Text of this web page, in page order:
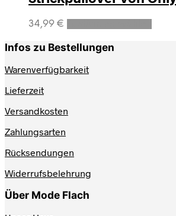
34,99 €
Dieses
Infos zu Bestellungen
Warenverfügbarkeit
Lieferzeit
Versandkosten
Zahlungsarten
Rücksendungen
Widerrufsbelehrung
Über Mode Flach